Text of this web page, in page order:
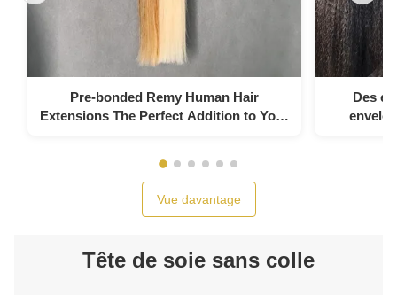
Pre-bonded Remy Human Hair
Extensions The Perfect Addition to Your
Des
Vue davantage
Tête de soie sans colle